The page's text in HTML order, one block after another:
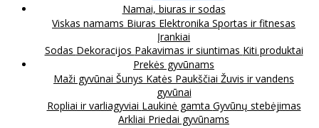
Namai, biuras ir sodas
Viskas namams Biuras Elektronika Sportas ir fitnesas
Įrankiai
Sodas Dekoracijos Pakavimas ir siuntimas Kiti produktai
Prekės gyvūnams
Maži gyvūnai Šunys Katės Paukščiai Žuvis ir vandens
gyvūnai
Ropliai ir varliagyviai Laukinė gamta Gyvūnų stebėjimas
Arkliai Priedai gyvūnams